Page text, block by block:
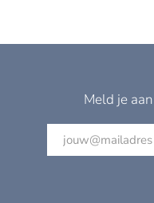
Meld je